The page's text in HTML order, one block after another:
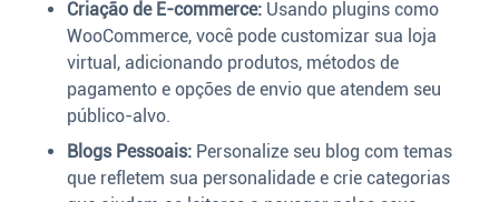
Criação de E-commerce: Usando plugins como
WooCommerce, você pode customizar sua loja
virtual, adicionando produtos, métodos de
pagamento e opções de envio que atendem seu
público-alvo.
Blogs Pessoais: Personalize seu blog com temas
que refletem sua personalidade e crie categorias